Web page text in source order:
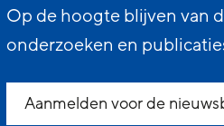
Op de hoogte blijven van
onderzoeken en
Aanmelden voor de